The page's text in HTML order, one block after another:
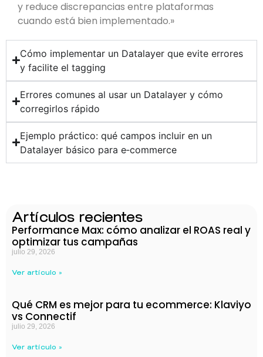
y reduce discrepancias entre plataformas
cuando está bien implementado.»
Cómo implementar un Datalayer que evite errores
y facilite el tagging
Errores comunes al usar un Datalayer y cómo
corregirlos rápido
Ejemplo práctico: qué campos incluir en un
Datalayer básico para e‑commerce
Artículos recientes
Performance Max: cómo analizar el ROAS real y
optimizar tus campañas
julio 29, 2026
Ver artículo »
Qué CRM es mejor para tu ecommerce: Klaviyo
vs Connectif
julio 29, 2026
Ver artículo »